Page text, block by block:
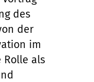
des
der
im
Rolle als